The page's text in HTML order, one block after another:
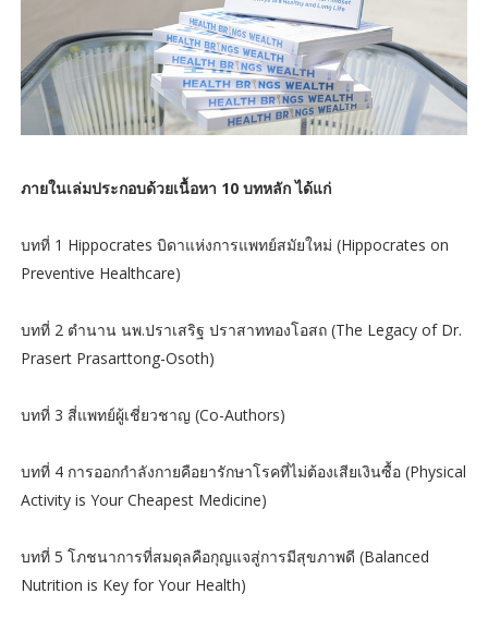
ภายในเล่มประกอบด้วยเนื้อหา 10 บทหลัก ได้แก่
บทที่ 1 Hippocrates บิดาแห่งการแพทย์สมัยใหม่ (Hippocrates on
Preventive Healthcare)
บทที่ 2 ตำนาน นพ.ปราเสริฐ ปราสาททองโอสถ (The Legacy of Dr.
Prasert Prasarttong-Osoth)
บทที่ 3 สี่แพทย์ผู้เชี่ยวชาญ (Co-Authors)
บทที่ 4 การออกกำลังกายคือยารักษาโรคที่ไม่ต้องเสียเงินซื้อ (Physical
Activity is Your Cheapest Medicine)
บทที่ 5 โภชนาการที่สมดุลคือกุญแจสู่การมีสุขภาพดี (Balanced
Nutrition is Key for Your Health)